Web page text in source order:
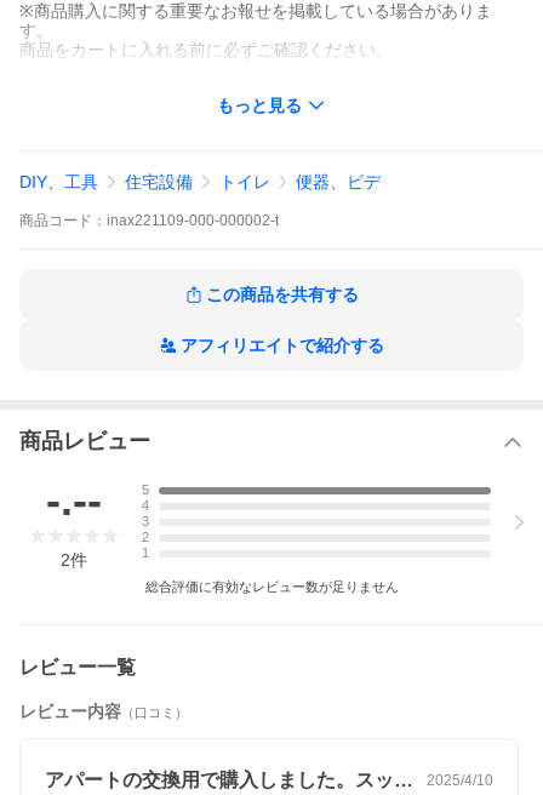
※商品購入に関する重要なお報せを掲載している場合がありま
す。
商品をカートに入れる前に必ずご確認ください。
スマホ版の場合 ⇒ 商品情報「パソコン版で見る」の内容
認後のお手配です。
もっと見る
DIY、工具 住宅設備 トイレ 便器、ビデ
商品 コード： inax221109-000-000002-t
この商品を共有する
アフィリエイトで紹介する
商品レビュー
-.--
2件
5
4
3
2
1
総合評価に有効なレビュー数が足りません
レビュー一覧
レビュー内容 （口コミ）
アパートの交換用で購入しました。スッキ… 2025/4/10